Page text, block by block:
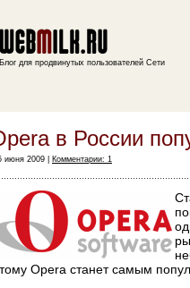
Блог для продвинутых пользователей Сети
в России
июня 2009 | Комментарии: 1
Opera станет самым